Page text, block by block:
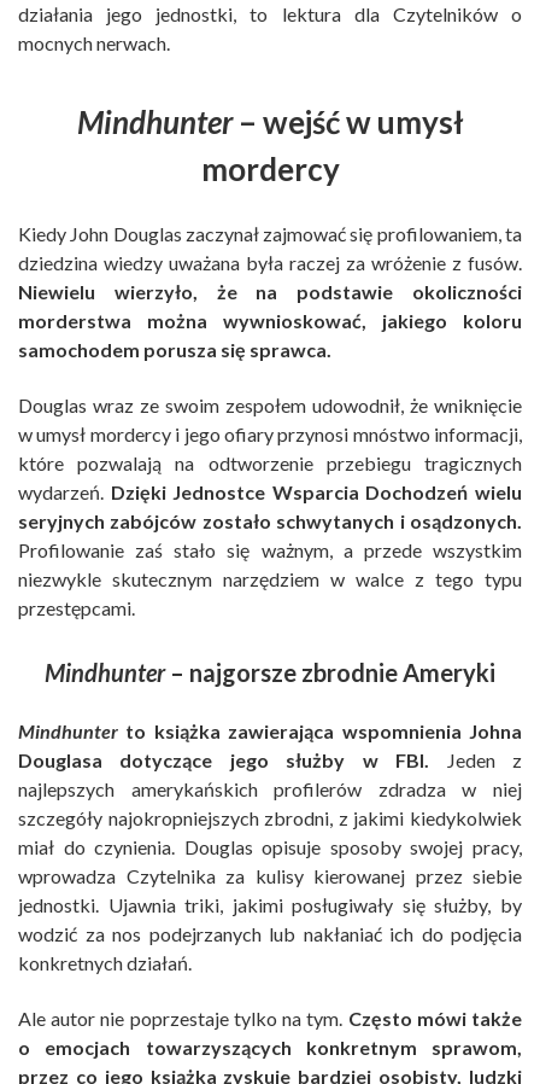
działania jego jednostki, to lektura dla Czytelników o
mocnych nerwach.
Mindhunter– wejść w umysł
mordercy
Kiedy John Douglas zaczynał zajmować się profilowaniem, ta
dziedzina wiedzy uważana była raczej za wróżenie z fusów.
Niewielu wierzyło, że na podstawie okoliczności
morderstwa można wywnioskować, jakiego koloru
samochodem porusza się sprawca.
Douglas wraz ze swoim zespołem udowodnił, że wniknięcie
w umysł mordercy i jego ofiary przynosi mnóstwo informacji,
które pozwalają na odtworzenie przebiegu tragicznych
wydarzeń. Dzięki Jednostce Wsparcia Dochodzeń wielu
seryjnych zabójców zostało schwytanych i osądzonych.
Profilowanie zaś stało się ważnym, a przede wszystkim
niezwykle skutecznym narzędziem w walce z tego typu
przestępcami.
Mindhunter– najgorsze zbrodnie Ameryki
Mindhunter to książka zawierająca wspomnienia Johna
Douglasa dotyczące jego służby w FBI.
Jeden z
najlepszych amerykańskich profilerów zdradza w niej
szczegóły najokropniejszych zbrodni, z jakimi kiedykolwiek
miał do czynienia. Douglas opisuje sposoby swojej pracy,
wprowadza Czytelnika za kulisy kierowanej przez siebie
jednostki. Ujawnia triki, jakimi posługiwały się służby, by
wodzić za nos podejrzanych lub nakłaniać ich do podjęcia
konkretnych działań.
Ale autor nie poprzestaje tylko na tym. Często mówi także
o emocjach towarzyszących konkretnym sprawom,
przez co jego książka zyskuje bardziej osobisty, ludzki